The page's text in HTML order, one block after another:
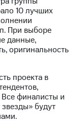
10 лучших
При выборе
данные,
оригинальность
проекта в
Все финалисты и
будут